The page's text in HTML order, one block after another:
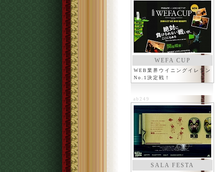
WEFA CUP
WEB業界ウイニングイレブン
No.1決定戦！
ab249
SALA FESTA